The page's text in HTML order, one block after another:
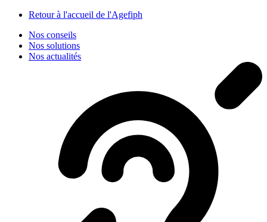
Retour à l'accueil de l'Agefiph
Nos conseils
Nos solutions
Nos actualités